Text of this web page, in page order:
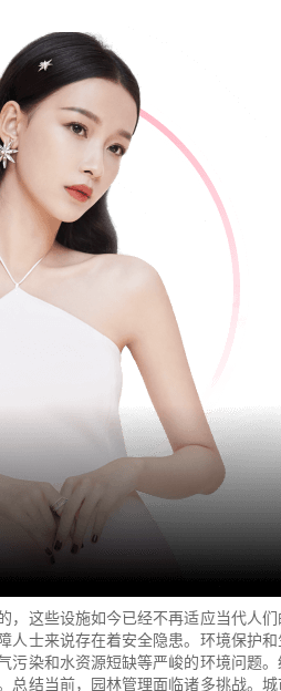
这些设施如今已经不再适应当代人
士来说存在着安全隐患。环境保护
染和水资源短缺等严峻的环境问题
结当前，园林管理面临诸多挑战。